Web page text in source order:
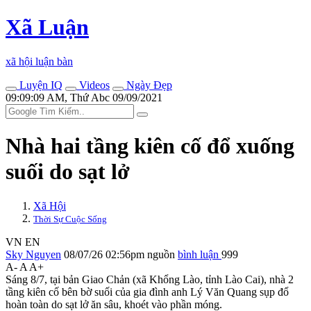
Xã Luận
xã hội luận bàn
Luyện IQ
Videos
Ngày Đẹp
09:09:09 AM, Thứ Abc 09/09/2021
Nhà hai tầng kiên cố đổ xuống
suối do sạt lở
Xã Hội
Thời Sự Cuộc Sống
VN EN
Sky Nguyen 08/07/26 02:56pm nguồn bình luận 999
A- A A+
Sáng 8/7, tại bản Giao Chản (xã Khổng Lào, tỉnh Lào Cai), nhà 2
tầng kiên cố bên bờ suối của gia đình anh Lý Văn Quang sụp đổ
hoàn toàn do sạt lở ăn sâu, khoét vào phần móng.